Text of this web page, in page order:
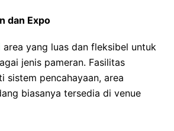
dan Expo
area yang luas dan fleksibel untuk
jenis pameran. Fasilitas
sistem pencahayaan, area
biasanya tersedia di venue